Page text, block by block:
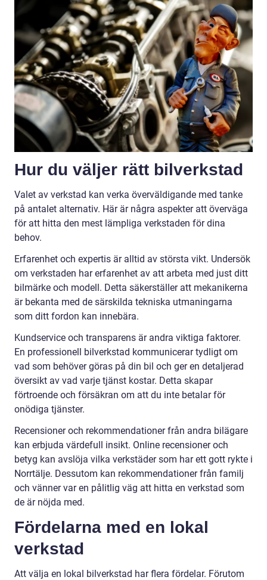
Hur du väljer rätt bilverkstad
Valet av verkstad kan verka överväldigande med tanke
på antalet alternativ. Här är några aspekter att överväga
för att hitta den mest lämpliga verkstaden för dina
behov.
Erfarenhet och expertis är alltid av största vikt. Undersök
om verkstaden har erfarenhet av att arbeta med just ditt
bilmärke och modell. Detta säkerställer att mekanikerna
är bekanta med de särskilda tekniska utmaningarna
som ditt fordon kan innebära.
Kundservice och transparens är andra viktiga faktorer.
En professionell bilverkstad kommunicerar tydligt om
vad som behöver göras på din bil och ger en detaljerad
översikt av vad varje tjänst kostar. Detta skapar
förtroende och försäkran om att du inte betalar för
onödiga tjänster.
Recensioner och rekommendationer från andra bilägare
kan erbjuda värdefull insikt. Online recensioner och
betyg kan avslöja vilka verkstäder som har ett gott rykte i
Norrtälje. Dessutom kan rekommendationer från familj
och vänner var en pålitlig väg att hitta en verkstad som
de är nöjda med.
Fördelarna med en lokal
verkstad
Att välja en lokal bilverkstad har flera fördelar. Förutom